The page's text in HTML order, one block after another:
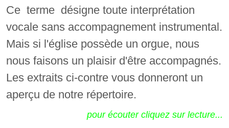
Ce terme désigne toute interprétation
vocale sans accompagnement instru­mental.
Mais si l'église possède un orgue, nous
nous faisons un plaisir d'être accompagnés.
Les extraits ci-contre vous donneront un
aperçu de notre répertoire.
pour écouter cliquez sur lecture...